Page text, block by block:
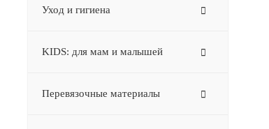
Уход и гигиена
KIDS: для мам и малышей
Перевязочные материалы